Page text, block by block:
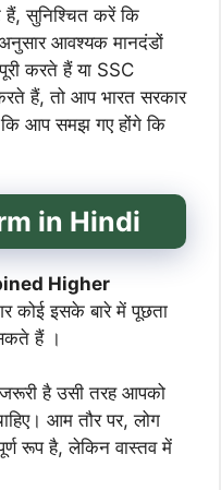
हैं, सुनिश्चित करें कि
आवश्यक मानदंडों
करते हैं या SSC
हैं, तो आप भारत सरकार
कि आप समझ गए होंगे कि
in Hindi
Higher
कोई इसके बारे में पूछता
हैं ।
है उसी तरह आपको
आम तौर पर, लोग
रूप है, लेकिन वास्तव में